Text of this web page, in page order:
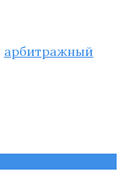
арбитражный